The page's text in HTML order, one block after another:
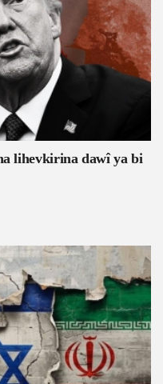
lihevkirina dawî ya bi